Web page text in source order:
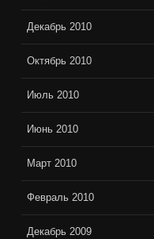
Декабрь 2010
Октябрь 2010
Июль 2010
Июнь 2010
Март 2010
Февраль 2010
Декабрь 2009